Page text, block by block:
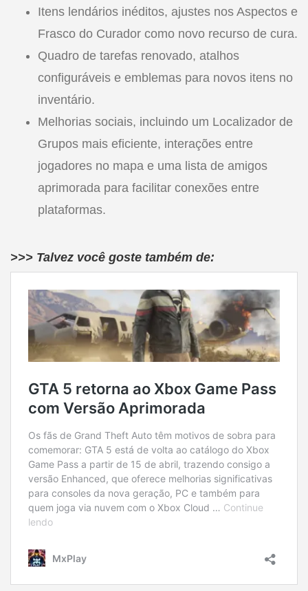
Itens lendários inéditos, ajustes nos Aspectos e
Frasco do Curador como novo recurso de cura.
Quadro de tarefas renovado, atalhos
configuráveis e emblemas para novos itens no
inventário.
Melhorias sociais, incluindo um Localizador de
Grupos mais eficiente, interações entre
jogadores no mapa e uma lista de amigos
aprimorada para facilitar conexões entre
plataformas.
>>> Talvez você goste também de: